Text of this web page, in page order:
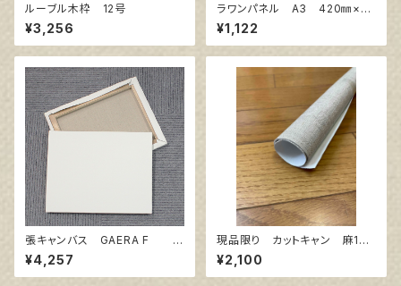
ルーブル木枠 12号
¥3,256
ラワンパネル A3 420㎜×29
7㎜
¥1,122
張キャンバス GAERA F 1
5号
¥4,257
現品限り カットキャン 麻10
0％ F6 (5枚組)
¥2,100